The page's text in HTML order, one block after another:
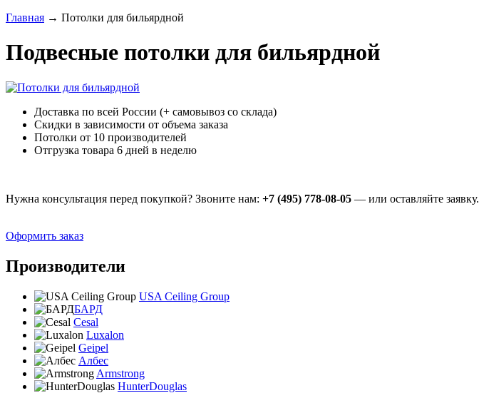
Главная → Потолки для бильярдной
Подвесные потолки для бильярдной
Доставка по всей России (+ самовывоз со склада)
Скидки в зависимости от объема заказа
Потолки от 10 производителей
Отгрузка товара 6 дней в неделю
Нужна консультация перед покупкой? Звоните нам: +7 (495) 778-08-05 — или оставляйте заявку.
Оформить заказ
Производители
USA Ceiling Group
БАРД
Cesal
Luxalon
Geipel
Албес
Armstrong
HunterDouglas